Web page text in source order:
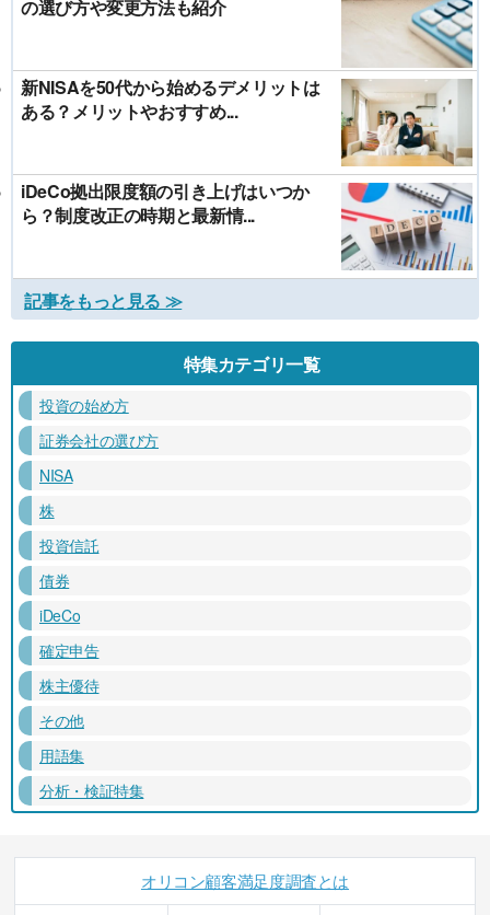
の選び方や変更方法も紹介
新NISAを50代から始めるデメリットは
ある？メリットやおすすめ...
iDeCo拠出限度額の引き上げはいつか
ら？制度改正の時期と最新情...
記事をもっと見る ≫
特集カテゴリ一覧
投資の始め方
証券会社の選び方
NISA
株
投資信託
債券
iDeCo
確定申告
株主優待
その他
用語集
分析・検証特集
オリコン顧客満足度調査とは